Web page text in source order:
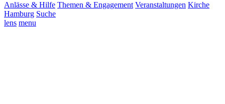
Anlässe & Hilfe Themen & Engagement Veranstaltungen Kirche
Hamburg Suche
lens menu